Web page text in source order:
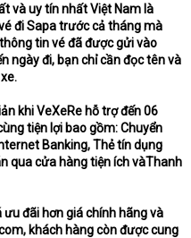
và uy tín nhất Việt Nam là
đi Sapa trước cả tháng mà
tin vé đã được gửi vào
ngày đi, bạn chỉ cần đọc tên và
khi VeXeRe hỗ trợ đến 06
tiện lợi bao gồm: Chuyển
Banking, Thẻ tín dụng
qua cửa hàng tiện ích vàThanh
đãi hơn giá chính hãng và
khách hàng còn được cung